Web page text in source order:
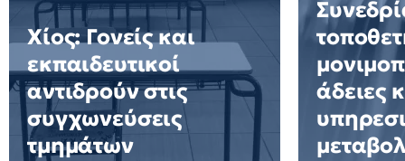
Χίος: Γονείς και
εκπαιδευτικοί
αντιδρούν στις
συγχωνεύσεις
τμημάτων
άδειες